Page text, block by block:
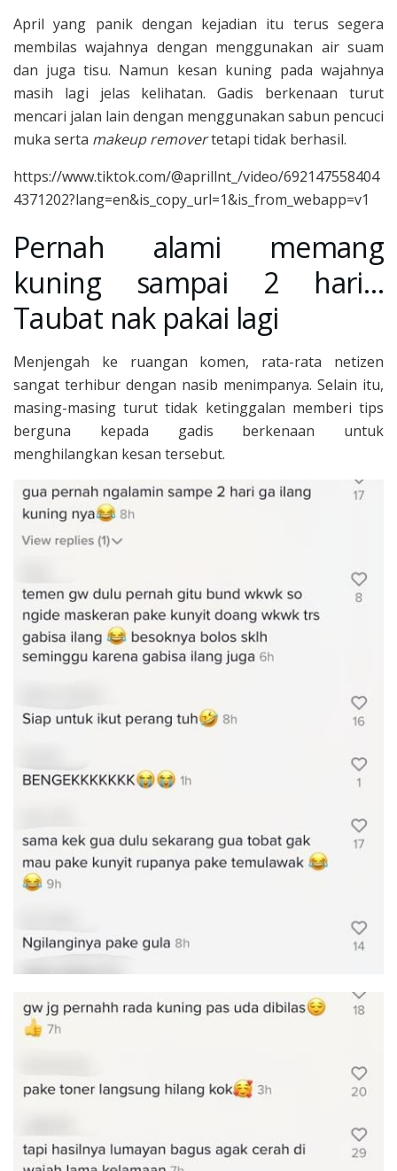
April yang panik dengan kejadian itu terus segera
membilas wajahnya dengan menggunakan air suam
dan juga tisu. Namun kesan kuning pada wajahnya
masih lagi jelas kelihatan. Gadis berkenaan turut
mencari jalan lain dengan menggunakan sabun pencuci
muka serta makeup removertetapi tidak berhasil.
https://www.tiktok.com/@aprillnt_/video/692147558404
4371202?lang=en&is_copy_url=1&is_from_webapp=v1
Pernah alami memang
kuning sampai 2 hari…
Taubat nak pakai lagi
Menjengah ke ruangan komen, rata-rata netizen
sangat terhibur dengan nasib menimpanya. Selain itu,
masing-masing turut tidak ketinggalan memberi tips
berguna kepada gadis berkenaan untuk
menghilangkan kesan tersebut.